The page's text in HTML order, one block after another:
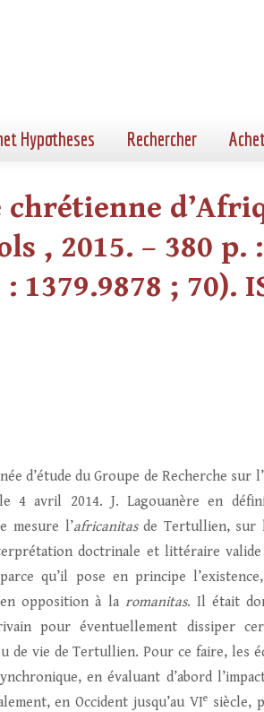
Hypotheses Rechercher
, 2015. – 380 p.
; 70).
d’étude du Groupe de Recherche sur
4 avril 2014. J. Lagouanère en
mesure l’africanitasde Tertullien, sur
doctrinale et littéraire valide
qu’il pose en principe
opposition à la romanitas. Il était
pour éventuellement dissiper
de vie de Tertullien. Pour ce faire, les
en évaluant d’abord
en Occident jusqu’au VIe siècle,